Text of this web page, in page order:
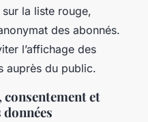
la liste rouge,
des abonnés.
l’affichage des
auprès du public.
consentement et